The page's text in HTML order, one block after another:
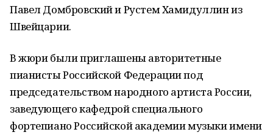
Павел Домбровский и Рустем Хамидуллин из
Швейцарии.
В жюри были приглашены авторитетные
пианисты Российской Федерации под
председательством народного артиста России,
заведующего кафедрой специального
фортепиано Российской академии музыки имени